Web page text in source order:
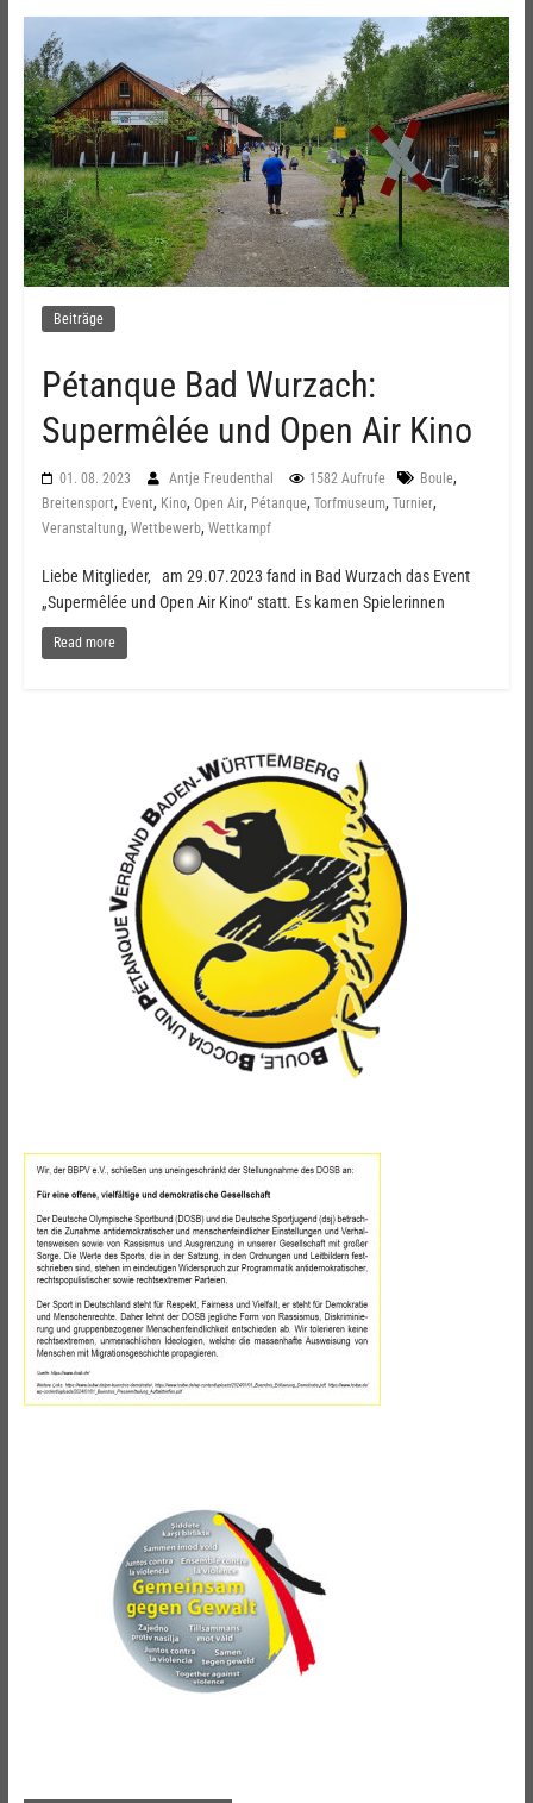
Beiträge
Pétanque Bad Wurzach:
Supermêlée und Open Air Kino
01. 08. 2023 Antje Freudenthal 1582 Aufrufe Boule,
Breitensport, Event, Kino, Open Air, Pétanque, Torfmuseum, Turnier,
Veranstaltung, Wettbewerb, Wettkampf
Liebe Mitglieder, am 29.07.2023 fand in Bad Wurzach das Event
„Supermêlée und Open Air Kino“ statt. Es kamen Spielerinnen
Read more